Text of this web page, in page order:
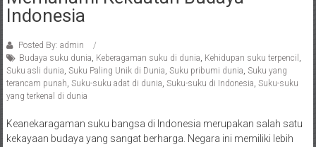
Indonesia
Posted By: admin
Budaya suku dunia, Keberagaman suku di dunia, Kehidupan suku terpencil ,
Suku asli dunia, Suku Paling Unik di Dunia, Suku pribumi dunia, Suku yang
terancam punah, Suku-suku adat di dunia, Suku-suku di Indonesia, Suku-suku
yang terkenal di dunia
Keanekaragaman suku bangsa di Indonesia merupakan salah satu
kekayaan budaya yang sangat berharga. Negara ini memiliki lebih